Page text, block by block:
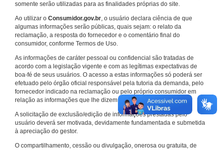
somente serão utilizadas para as finalidades próprias do site.
Ao utilizar o Consumidor.gov.br, o usuário declara ciência de que
algumas informações serão públicas, quais sejam: o relato da
reclamação, a resposta do fornecedor e o comentário final do
consumidor, conforme Termos de Uso.
As informações de caráter pessoal ou confidencial são tratadas de
acordo com a legislação vigente e com as legítimas expectativas de
boa-fé de seus usuários. O acesso a estas informações só poderá ser
efetuado pelo órgão oficial responsável pela tutoria da demanda, pelo
fornecedor indicado na reclamação ou pelo próprio consumidor em
relação as informações que lhe dizem respeito.
A solicitação de exclusão/edição de informações prestadas pelo
usuário deverá ser motivada, devidamente fundamentada e submetida
à apreciação do gestor.
O compartilhamento, cessão ou divulgação, onerosa ou gratuita, de